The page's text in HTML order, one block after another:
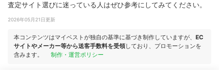
査定サイト選びに迷っている人はぜひ参考にしてみてください。
2026年05月21日更新
本コンテンツはマイベストが独自の基準に基づき制作していますが、 EC
サイトやメーカー等から送客手数料を受領しており、プロモーションを
含みます。
制作・運営ポリシー